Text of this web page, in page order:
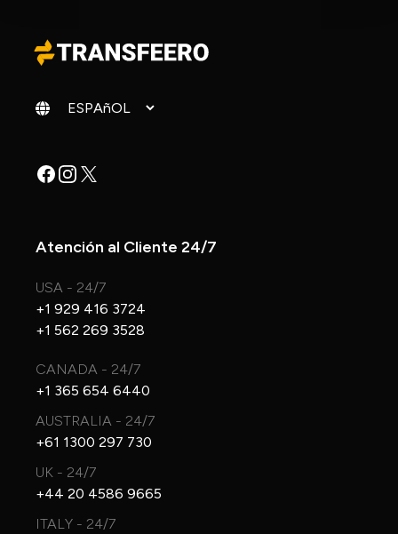
Cambiar idioma
Facebook
Instagram
X
Atención al Cliente 24/7
USA - 24/7
+1 929 416 3724
+1 562 269 3528
CANADA - 24/7
+1 365 654 6440
AUSTRALIA - 24/7
+61 1300 297 730
UK - 24/7
+44 20 4586 9665
ITALY - 24/7